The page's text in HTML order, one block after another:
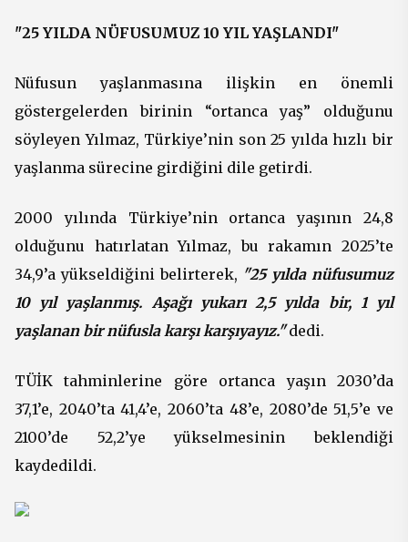
"25 YILDA NÜFUSUMUZ 10 YIL YAŞLANDI"
Nüfusun yaşlanmasına ilişkin en önemli
göstergelerden birinin “ortanca yaş” olduğunu
söyleyen Yılmaz, Türkiye’nin son 25 yılda hızlı bir
yaşlanma sürecine girdiğini dile getirdi.
2000 yılında Türkiye’nin ortanca yaşının 24,8
olduğunu hatırlatan Yılmaz, bu rakamın 2025’te
34,9’a yükseldiğini belirterek, "25 yılda nüfusumuz
10 yıl yaşlanmış. Aşağı yukarı 2,5 yılda bir, 1 yıl
yaşlanan bir nüfusla karşı karşıyayız."dedi.
TÜİK tahminlerine göre ortanca yaşın 2030’da
37,1’e, 2040’ta 41,4’e, 2060’ta 48’e, 2080’de 51,5’e ve
2100’de 52,2’ye yükselmesinin beklendiği
kaydedildi.